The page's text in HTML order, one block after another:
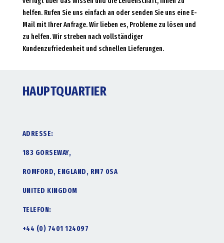
helfen. Rufen Sie uns einfach an oder senden Sie uns eine E-
Mail mit Ihrer Anfrage. Wir lieben es, Probleme zu lösen und
zu helfen. Wir streben nach vollständiger
Kundenzufriedenheit und schnellen Lieferungen.
HAUPTQUARTIER
ADRESSE:
183 GORSEWAY,
ROMFORD, ENGLAND, RM7 0SA
UNITED KINGDOM
TELEFON:
+44 (0) 7401 124097